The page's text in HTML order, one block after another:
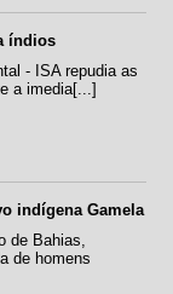
índios
- ISA repudia as
a imedia[...]
indígena Gamela
de Bahias,
de homens